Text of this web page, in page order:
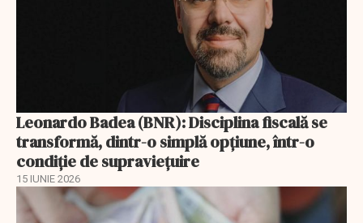
Leonardo Badea (BNR): Disciplina fiscală se
transformă, dintr-o simplă opțiune, într-o
condiție de supraviețuire
15 IUNIE 2026